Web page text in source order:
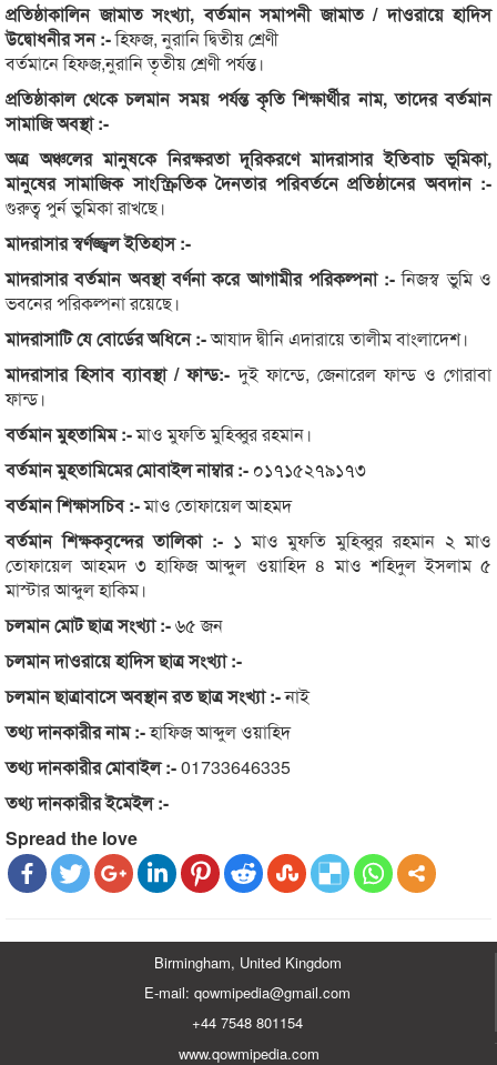
প্রতিষ্ঠাকালিন জামাত সংখ্যা, বর্তমান সমাপনী জামাত / দাওরায়ে হাদিস
উদ্বোধনীর সন :-হিফজ, নুরানি দ্বিতীয় শ্রেণী
বর্তমানে হিফজ,নুরানি তৃতীয় শ্রেণী পর্যন্ত।
প্রতিষ্ঠাকাল থেকে চলমান সময় পর্যন্ত কৃতি শিক্ষার্থীর নাম, তাদের বর্তমান
সামাজি অবস্থা :-
অত্র অঞ্চলের মানুষকে নিরক্ষরতা দূরিকরণে মাদরাসার ইতিবাচ ভূমিকা,
মানুষের সামাজিক সাংস্ক্রিতিক দৈনতার পরিবর্তনে প্রতিষ্ঠানের অবদান :-
গুরুত্ব পুর্ন ভুমিকা রাখছে।
মাদরাসার স্বর্ণজ্জ্বল ইতিহাস :-
মাদরাসার বর্তমান অবস্থা বর্ণনা করে আগামীর পরিকল্পনা :-নিজস্ব ভুমি ও
ভবনের পরিকল্পনা রয়েছে।
মাদরাসাটি যে বোর্ডের অধিনে :-আযাদ দ্বীনি এদারায়ে তালীম বাংলাদেশ।
মাদরাসার হিসাব ব্যাবস্থা / ফান্ড:-দুই ফান্ডে, জেনারেল ফান্ড ও গোরাবা
ফান্ড।
বর্তমান মুহতামিম :-মাও মুফতি মুহিব্বুর রহমান।
বর্তমান মুহতামিমের মোবাইল নাম্বার :- ০১৭১৫২৭৯১৭৩
বর্তমান শিক্ষাসচিব :-মাও তোফায়েল আহমদ
বর্তমান শিক্ষকবৃন্দের তালিকা :-১ মাও মুফতি মুহিব্বুর রহমান ২ মাও
তোফায়েল আহমদ ৩ হাফিজ আব্দুল ওয়াহিদ ৪ মাও শহিদুল ইসলাম ৫
মাস্টার আব্দুল হাকিম।
চলমান মোট ছাত্র সংখ্যা :-৬৫ জন
চলমান দাওরায়ে হাদিস ছাত্র সংখ্যা :-
চলমান ছাত্রাবাসে অবস্থান রত ছাত্র সংখ্যা :-নাই
তথ্য দানকারীর নাম :-হাফিজ আব্দুল ওয়াহিদ
তথ্য দানকারীর মোবাইল :-01733646335
তথ্য দানকারীর ইমেইল :-
Spread the love
Birmingham, United Kingdom
E-mail: qowmipedia@gmail.com
+44 7548 801154
www.qowmipedia.com